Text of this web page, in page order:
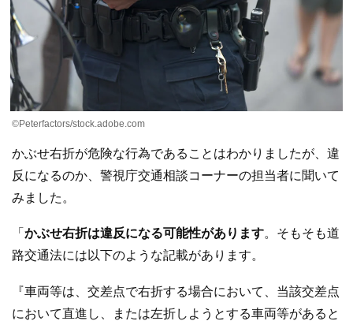
©Peterfactors/stock.adobe.com
かぶせ右折が危険な行為であることはわかりましたが、違
反になるのか、警視庁交通相談コーナーの担当者に聞いて
みました。
「 かぶせ右折は違反になる可能性があります。そもそも道
路交通法には以下のような記載があります。
『車両等は、交差点で右折する場合において、当該交差点
において直進し、または左折しようとする車両等があると